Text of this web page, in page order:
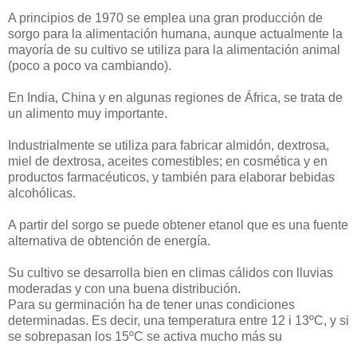
A principios de 1970 se emplea una gran producción de
sorgo para la alimentación humana, aunque actualmente la
mayoría de su cultivo se utiliza para la alimentación animal
(poco a poco va cambiando).
En India, China y en algunas regiones de África, se trata de
un alimento muy importante.
Industrialmente se utiliza para fabricar almidón, dextrosa,
miel de dextrosa, aceites comestibles; en cosmética y en
productos farmacéuticos, y también para elaborar bebidas
alcohólicas.
A partir del sorgo se puede obtener etanol que es una fuente
alternativa de obtención de energía.
Su cultivo se desarrolla bien en climas cálidos con lluvias
moderadas y con una buena distribución.
Para su germinación ha de tener unas condiciones
determinadas. Es decir, una temperatura entre 12 i 13ºC, y si
se sobrepasan los 15ºC se activa mucho más su